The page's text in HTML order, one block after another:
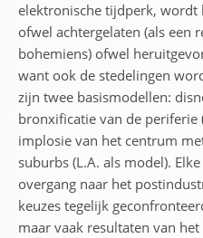
elektronische tijdperk, wordt
ofwel achtergelaten (als een
bohemiens) ofwel
want ook de stedelingen
zijn twee basismodellen:
bronxificatie van de periferie
implosie van het centrum
suburbs (L.A. als model).
overgang naar het
keuzes tegelijk
maar vaak resultaten van